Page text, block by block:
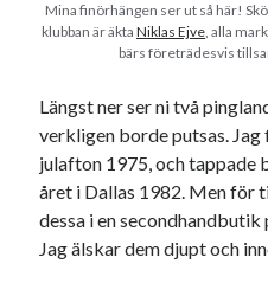
Meta
Flöde för kommentarer
WordPress.org
Mina finörhängen ser ut så här!
klubban är äkta Niklas Ejve, alla
bärs företrädesvis
Längst ner ser ni två
verkligen borde putsas.
julafton 1975, och tappade
året i Dallas 1982. Men för
dessa i en
Jag älskar dem djupt och